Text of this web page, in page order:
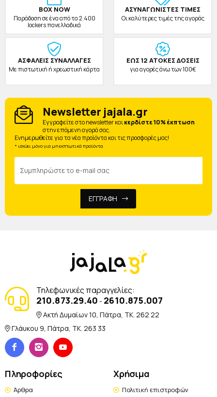
BOX NOW
Παράδοση σε ένα από τα 2.400
lockers πανελλαδικά
ΑΣΥΝΑΓΩΝΙΣΤΕΣ ΤΙΜΕΣ
Οι καλύτερες τιμές της αγοράς
ΑΣΦΑΛΕΙΣ ΣΥΝΑΛΛΑΓΕΣ
Με πιστωτική ή χρεωστική κάρτα
ΕΩΣ 12 ΑΤΟΚΕΣ ΔΟΣΕΙΣ
για αγορές άνω των 100€
Newsletter jajala.gr
Eγγραφείτε στο newsletter καικερδίστε 10% έκπτωση
στην επόμενη αγορά σας.
Ενημερωθείτε για τα νέα προϊόντα και τις προσφορές μας!
* ισχύει μόνο για μη εκπτωτικά προϊόντα
ΕΓΓΡΑΦΗ
Τηλεφωνικές παραγγελίες:
210.873.29.40 - 2610.875.007
Ακτή Δυμαίων 10, Πάτρα, TK. 262 22
Γλάυκου 9, Πάτρα, TK. 263 33
Πληροφορίες
Άρθρα
Χρήσιμα
Πολιτική επιστροφών